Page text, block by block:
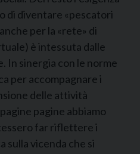
di diventare «pescatori
per la «rete» di
è intessuta dalle
In sinergia con le norme
per accompagnare i
delle attività
pagine abbiamo
far riflettere i
sulla vicenda che si